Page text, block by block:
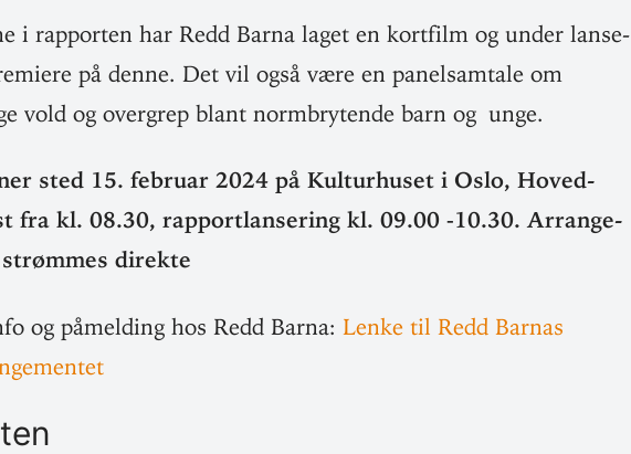
i rap­porten har Redd Barna laget en kortfilm og under lan­se­
på denne. Det vil også være en panel­samtale om
vold og overgrep blant norm­bry­tende barn og unge.
sted 15. februar 2024 på Kul­tur­huset i Oslo, Hoved­
fra kl. 08.30, rap­port­lan­sering kl. 09.00 ‑10.30. Arran­ge­
direkte
og påmelding hos Redd Barna: Lenke til Redd Barnas